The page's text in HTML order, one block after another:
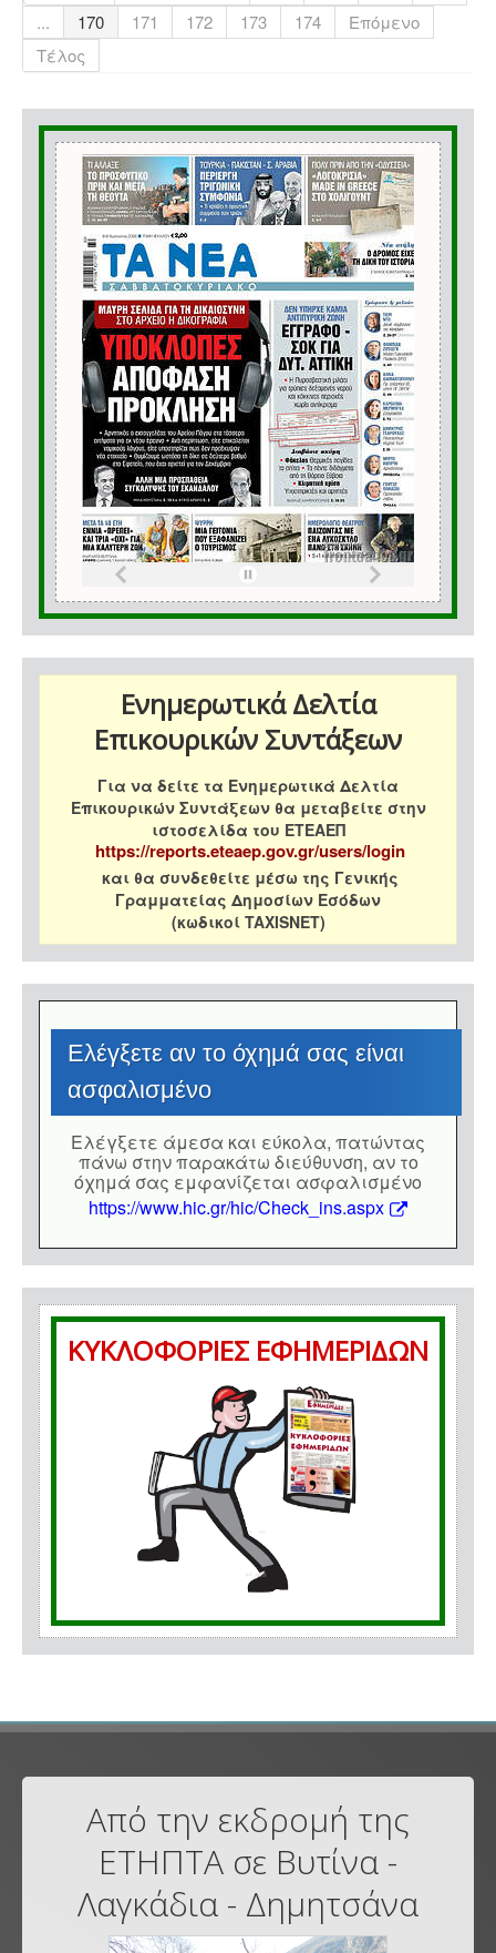
...
170 171 172 173 174
Επόμενο
Τέλος
Ενημερωτικά Δελτία
Επικουρικών Συντάξεων
Για να δείτε τα Ενημερωτικά Δελτία
Επικουρικών Συντάξεων θα μεταβείτε στην
ιστοσελίδα του ΕΤΕΑΕΠ
https://reports.eteaep.gov.gr/users/login
και θα συνδεθείτε μέσω της Γενικής
Γραμματείας Δημοσίων Εσόδων
(κωδικοί TAXISNET)
Eλέγξετε αν το όχημά σας είναι
ασφαλισμένο
Eλέγξετε άμεσα και εύκολα, πατώντας
πάνω στην παρακάτω διεύθυνση, αν το
όχημά σας εμφανίζεται ασφαλισμένο
https://www.hic.gr/hic/Check_ins.aspx
ΚΥΚΛΟΦΟΡΙΕΣ ΕΦΗΜΕΡΙΔΩΝ
Από την εκδρομή της
ΕΤΗΠΤΑ σε Βυτίνα -
Λαγκάδια - Δημητσάνα